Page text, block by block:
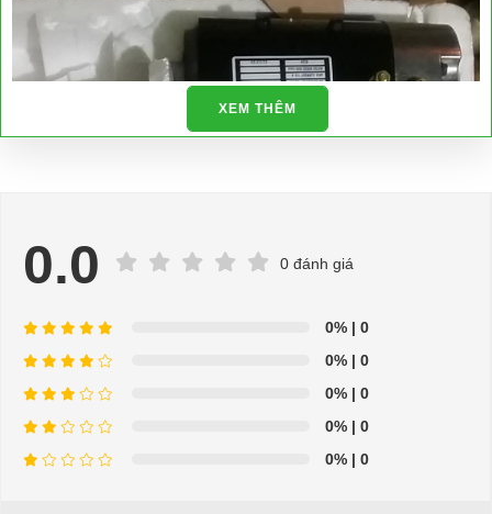
XEM THÊM
0.0 0 đánh giá
0% | 0
0% | 0
0% | 0
0% | 0
0% | 0